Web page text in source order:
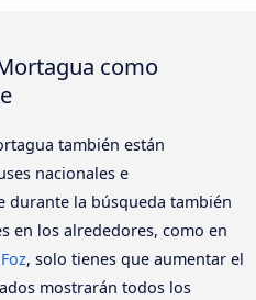
como
también están
nacionales e
durante la búsqueda también
en los alrededores, como en
, solo tienes que aumentar el
mostrarán todos los